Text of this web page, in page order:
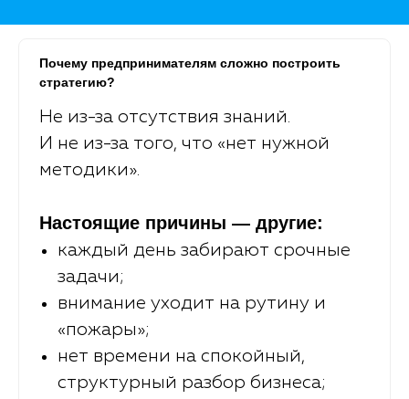
Почему предпринимателям сложно построить
стратегию?
Не из-за отсутствия знаний.
И не из-за того, что «нет нужной
методики».
Настоящие причины — другие:
каждый день забирают срочные
задачи;
внимание уходит на рутину и
«пожары»;
нет времени на спокойный,
структурный разбор бизнеса;